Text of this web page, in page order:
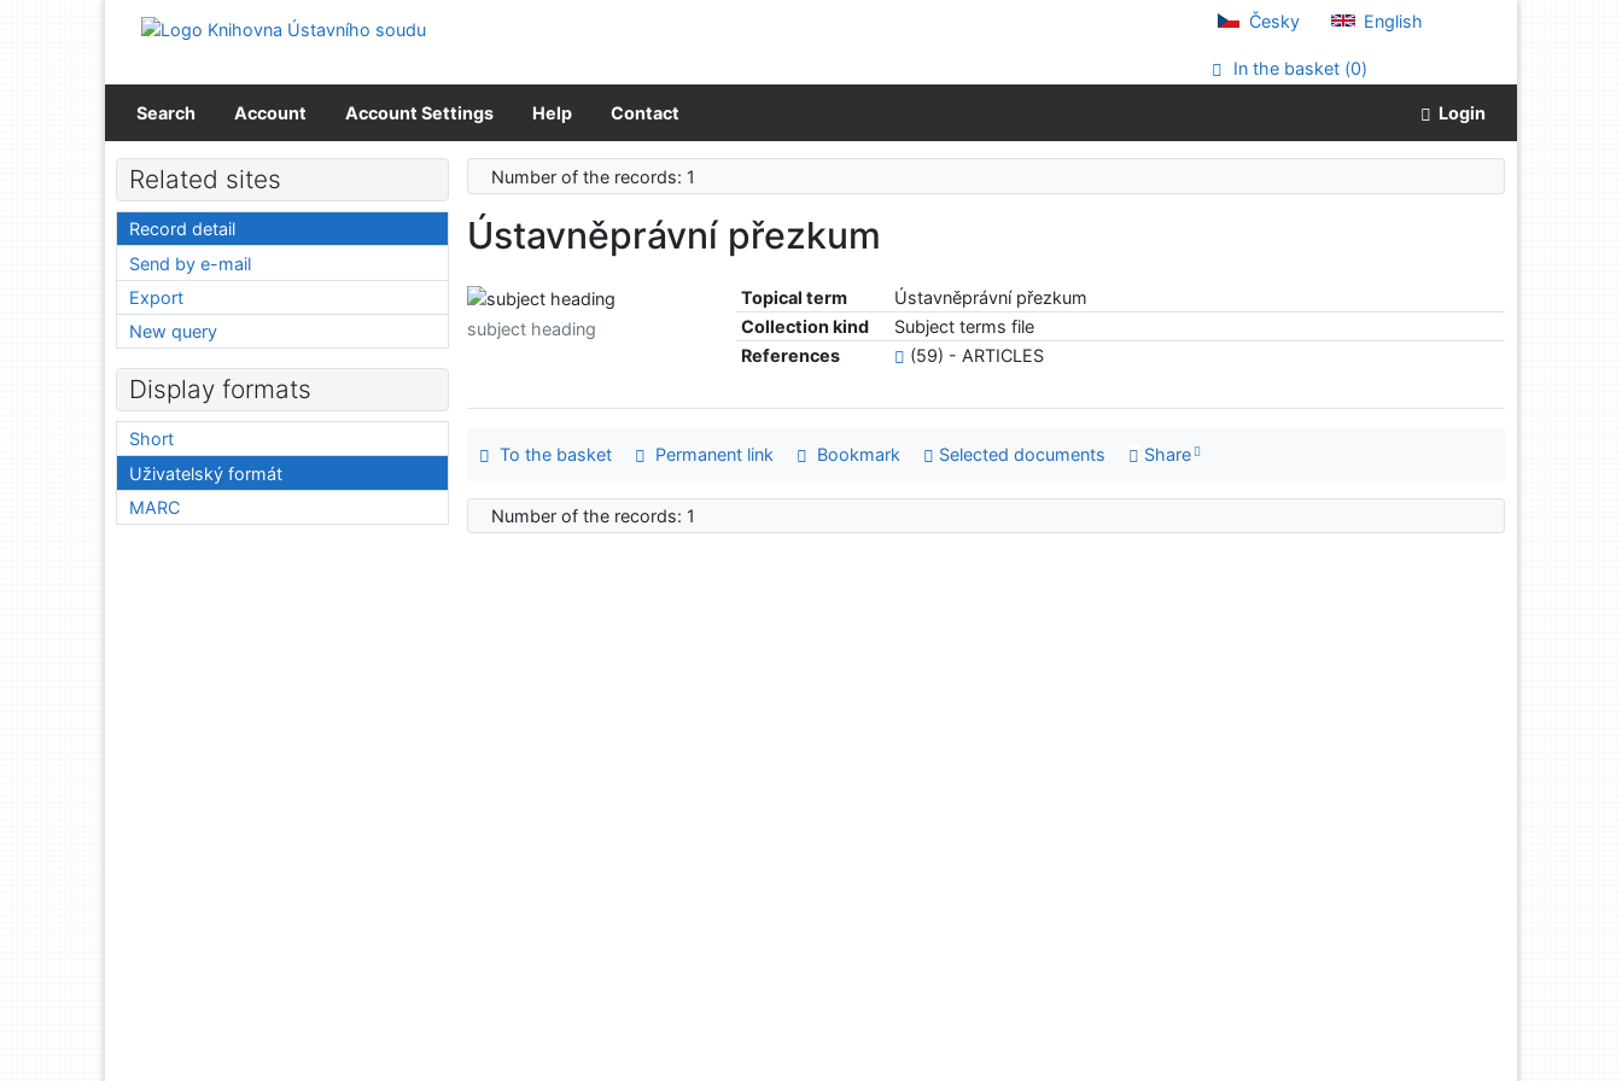
Go to menu
Česky English
In the basket (0)
Search Account Account Settings Help Contact Login
Number of the records: 1
Ústavněprávní přezkum
Topical term
Ústavněprávní přezkum
Collection kind
Subject terms file
References
(59) - ARTICLES
subject heading
To the basket Permanent link Bookmark Selected documents Share
Number of the records: 1
Related sites
Record detail
Send by e-mail
Export
New query
Display formats
Short
Uživatelský formát
MARC